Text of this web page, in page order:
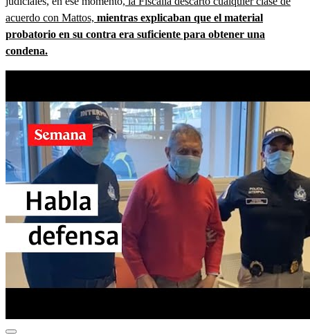
acuerdo con Mattos, mientras explicaban que el material
probatorio en su contra era suficiente para obtener una
condena.